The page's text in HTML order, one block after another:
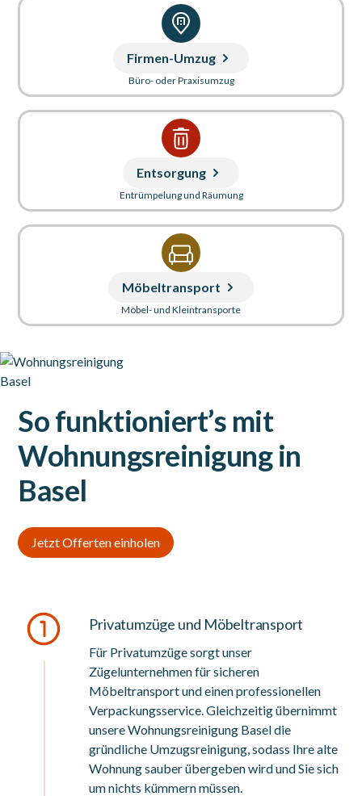
Firmen-Umzug
Büro- oder Praxisumzug
Entsorgung
Entrümpelung und Räumung
Möbeltransport
Möbel- und Kleintransporte
So funktioniert’s mit
Wohnungsreinigung in
Basel
Jetzt Offerten einholen
Privatumzüge und Möbeltransport
Für Privatumzüge sorgt unser
Zügelunternehmen für sicheren
Möbeltransport und einen professionellen
Verpackungsservice. Gleichzeitig übernimmt
unsere Wohnungsreinigung Basel die
gründliche Umzugsreinigung, sodass Ihre alte
Wohnung sauber übergeben wird und Sie sich
um nichts kümmern müssen.